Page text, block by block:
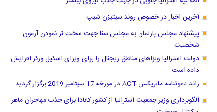
آخرین اخبار در خصوص روند سیتیزن شیپ
پیشنهاد مجلس پارلمان به مجلس سنا جهت سخت تر نمودن آزمون
شخصیت
دولت استرالیا ویزاهای مناطق ریجنال را برای ویزای اسکیل ورکر افزایش
داده است
راند دعوتنامه ماتریکس ACT در مورخه 17 سپتامبر 2019 برگزار گردید
الگوبرداری وزیر جمعیت استرالیا از کشور کانادا برای جذب مهاجران ماهر
و کنترل جمعیت